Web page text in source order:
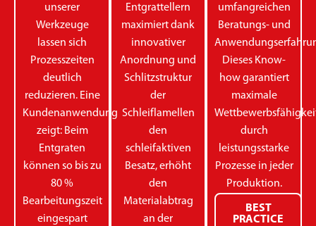
unserer
Werkzeuge
lassen sich
Prozesszeiten
deutlich
reduzieren. Eine
Kundenanwendung
zeigt: Beim
Entgraten
können so bis zu
80 %
Bearbeitungszeit
eingespart
Entgrattellern
maximiert dank
innovativer
Anordnung und
Schlitzstruktur
der
Schleiflamellen
den
schleifaktiven
Besatz, erhöht
den
Materialabtrag
an der
umfangreichen
Beratungs- und
Dieses Know-
how garantiert
maximale
durch
leistungsstarke
Prozesse in jeder
Produktion.
BEST
PRACTICE